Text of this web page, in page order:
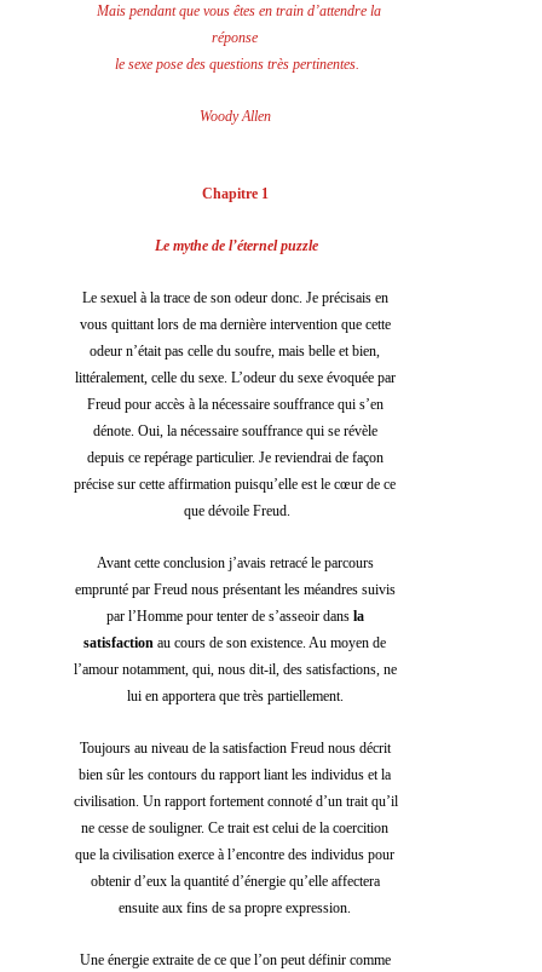
Mais pendant que vous êtes en train d’attendre la
réponse
le sexe pose des questions très pertinentes.
Woody Allen
Chapitre 1
Le mythe de l’éternel puzzle
Le sexuel à la trace de son odeur donc. Je précisais en
vous quittant lors de ma dernière intervention que cette
odeur n’était pas celle du soufre, mais belle et bien,
littéralement, celle du sexe. L’odeur du sexe évoquée par
Freud pour accès à la nécessaire souffrance qui s’en
dénote. Oui, la nécessaire souffrance qui se révèle
depuis ce repérage particulier. Je reviendrai de façon
précise sur cette affirmation puisqu’elle est le cœur de ce
que dévoile Freud.
Avant cette conclusion j’avais retracé le parcours
emprunté par Freud nous présentant les méandres suivis
par l’Homme pour tenter de s’asseoir dans la
satisfaction au cours de son existence. Au moyen de
l’amour notamment, qui, nous dit-il, des satisfactions, ne
lui en apportera que très partiellement.
Toujours au niveau de la satisfaction Freud nous décrit
bien sûr les contours du rapport liant les individus et la
civilisation. Un rapport fortement connoté d’un trait qu’il
ne cesse de souligner. Ce trait est celui de la coercition
que la civilisation exerce à l’encontre des individus pour
obtenir d’eux la quantité d’énergie qu’elle affectera
ensuite aux fins de sa propre expression.
Une énergie extraite de ce que l’on peut définir comme